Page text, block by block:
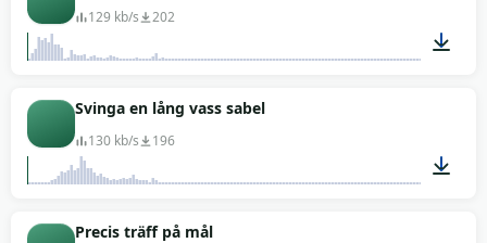
129 kb/s 202
Svinga en lång vass sabel
130 kb/s 196
Precis träff på mål